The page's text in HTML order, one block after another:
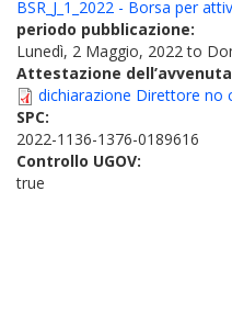
BSR_J_1_2022 - Borsa per
periodo pubblicazione:
Lunedì, 2 Maggio, 2022to
Attestazione
dichiarazione Direttore no
SPC:
2022-1136-1376-0189616
Controllo UGOV:
true